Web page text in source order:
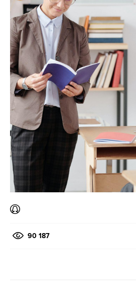
90 187